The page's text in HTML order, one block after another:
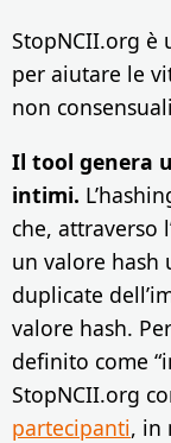
StopNCII.org
per aiutare le
non
Il tool genera
intimi.
che, attraverso
un valore hash
duplicate
valore hash.
definito come
StopNCII.org
partecipanti, in